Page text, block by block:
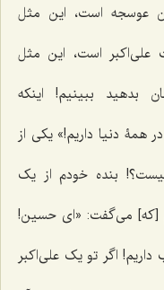
عوسجه است، این مثل
است، این مثل
ببینیم! اینکه
همۀ دنیا داریم!» یکی از
بنده خودم از یک
می‌گفت: «ای حسین!
اگر تو یک علی‌اکبر